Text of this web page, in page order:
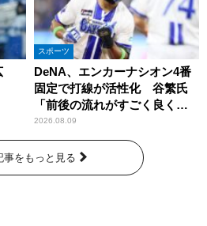
スポーツ
DeNA、エンカーナシオン4番
固定で打線が活性化 谷繁氏
「前後の流れがすごく良くな
りましたね」
2026.08.09
事をもっと見る